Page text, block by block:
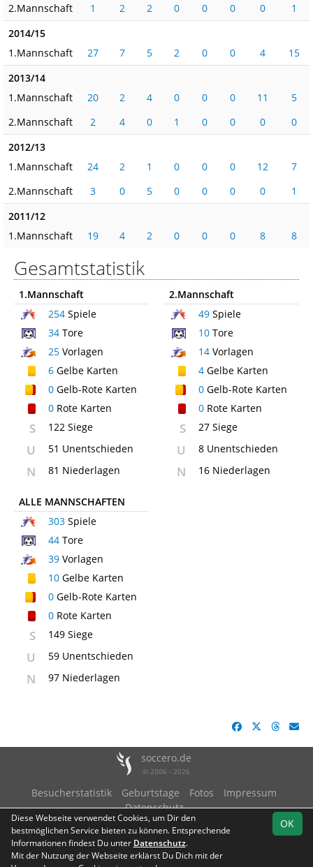
Team
A-Klasse Rhein-
Spielplan
2.Mannschaft
1 2 2 0 0 0 0
1
2014/15
1.Mannschaft
27 7 5 2 0 0 4
15
2013/14
1.Mannschaft
20 2 4 0 0 0 11
5
2.Mannschaft
2 4 0 1 0 0 0
0
2012/13
1.Mannschaft
24 2 1 0 0 0 12
7
2.Mannschaft
3 0 5 0 0 0 0
1
2011/12
1.Mannschaft
19 4 2 0 0 0 8 8
Gesamtstatistik
1.Mannschaft
254 Spiele
34 Tore
25 Vorlagen
6 Gelbe Karten
0 Gelb-Rote Karten
0 Rote Karten
S 122 Siege
U 51 Unentschieden
N 81 Niederlagen
2.Mannschaft
49Spiele
10Tore
14Vorlagen
4Gelbe Karten
0Gelb-Rote Karten
0Rote Karten
S 27 Siege
U 8 Unentschieden
N 16 Niederlagen
ALLE MANNSCHAFTEN
303 Spiele
44 Tore
39 Vorlagen
10 Gelbe Karten
0 Gelb-Rote Karten
0 Rote Karten
S 149 Siege
U 59 Unentschieden
N 97 Niederlagen
soccero.de
© 2006 - 2026
Besucherstatistik Geburtstage Fotos
Impressum
Datenschutz
OK
Diese Webseite verwendet Cookies, um Dir den
bestmöglichen Service bieten zu können. Entsprechende
Informationen findest Du unter Datenschutz.
Mit der Nutzung der Webseite erklärst Du Dich mit der